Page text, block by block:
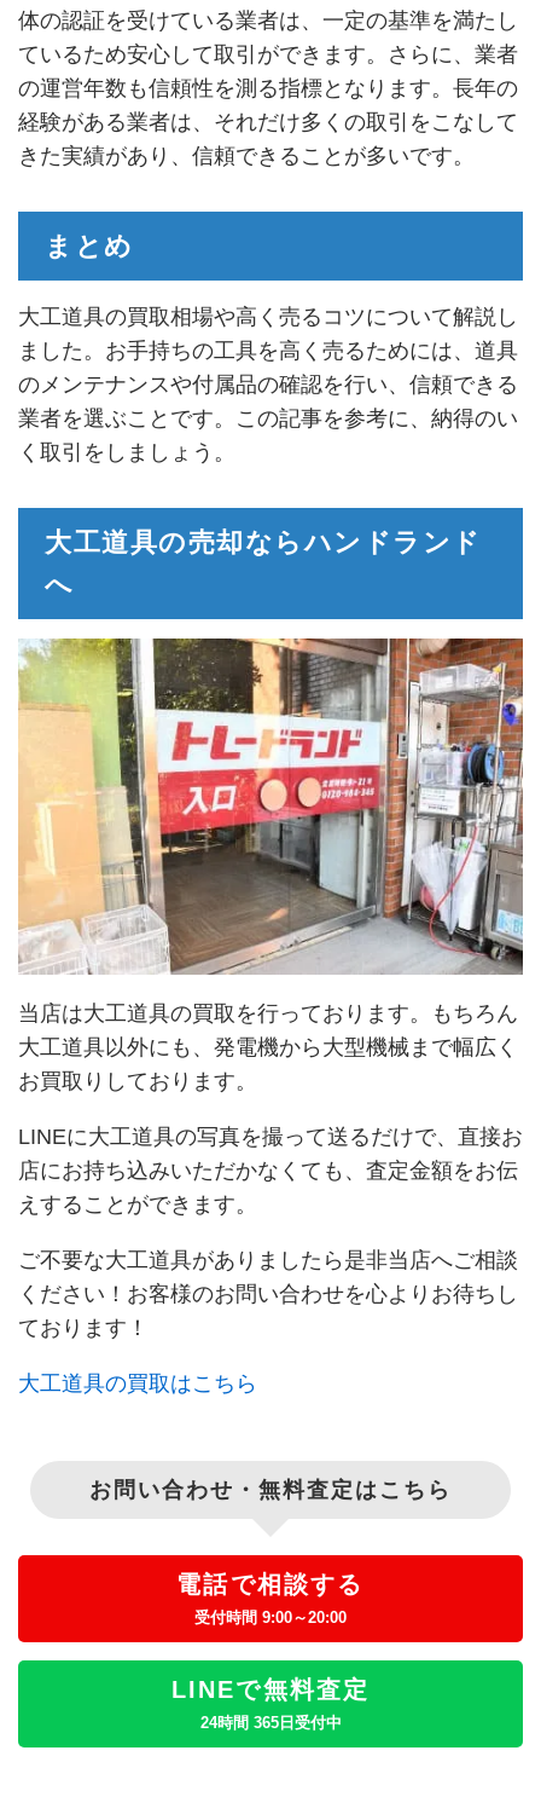
体の認証を受けている業者は、一定の基準を満たし
ているため安心して取引ができます。さらに、業者
の運営年数も信頼性を測る指標となります。長年の
経験がある業者は、それだけ多くの取引をこなして
きた実績があり、信頼できることが多いです。
まとめ
大工道具の買取相場や高く売るコツについて解説し
ました。お手持ちの工具を高く売るためには、道具
のメンテナンスや付属品の確認を行い、信頼できる
業者を選ぶことです。この記事を参考に、納得のい
く取引をしましょう。
大工道具の売却ならハンドランド
へ
当店は大工道具の買取を行っております。もちろん
大工道具以外にも、発電機から大型機械まで幅広く
お買取りしております。
LINEに大工道具の写真を撮って送るだけで、直接お
店にお持ち込みいただかなくても、査定金額をお伝
えすることができます。
ご不要な大工道具がありましたら是非当店へご相談
ください！お客様のお問い合わせを心よりお待ちし
ております！
大工道具の買取はこちら
お問い合わせ・無料査定はこちら
電話で相談する
受付時間 9:00～20:00
LINEで無料査定
24時間 365日受付中